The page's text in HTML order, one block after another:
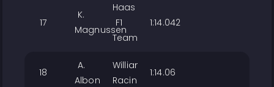
17
K.
Magnussen
Haas
F1
Team
1:14.042
18
A.
Albon
Williams
Racing
1:14.063